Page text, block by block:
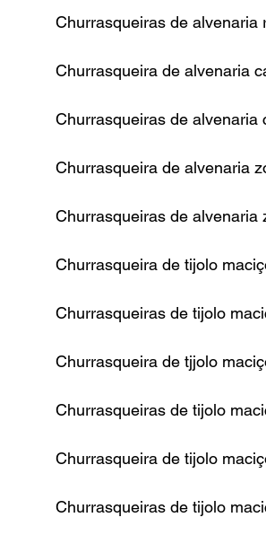
Churrasqueiras de alvenaria
Churrasqueira de alvenaria
Churrasqueiras de alvenaria
Churrasqueira de alvenaria
Churrasqueiras de alvenaria
Churrasqueira de tijolo
Churrasqueiras de tijolo
Churrasqueira de tjjolo
Churrasqueiras de tijolo
Churrasqueira de tijolo
Churrasqueiras de tijolo